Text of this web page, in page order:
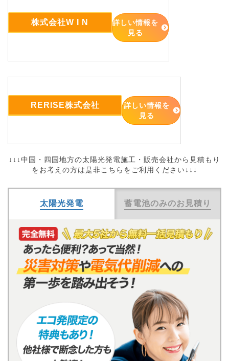
株式会社W I N
詳しい情報を
見る
RERISE株式会社
詳しい情報を
見る
↓↓↓中国・四国地方の太陽光発電施工・販売会社から見積もり
をお考えの方は是非こちらをご利用ください↓↓↓
太陽光発電 蓄電池のみのお見積り